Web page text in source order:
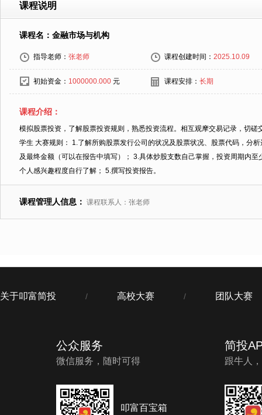
课程说明
课程名：金融市场与机构
指导老师： 张老师 课程创建时间： 2025.10.09
初始资金： 1000000.000 元 课程安排： 长期
课程介绍：
模拟股票投资，了解股票投资规则，熟悉投资流程。相互观摩交易记录，切
学生 大赛规则： 1.了解所购股票发行公司的状况及股票状况、股票代码，分
及最终金额（可以在报告中填写）； 3.具体炒股支数自己掌握，投资周期内
个人感兴趣程度自行了解； 5.撰写投资报告。
课程管理人信息： 课程联系人：张老师
关于叩富简投 / 高校大赛 / 团队大赛
公众服务
微信服务，随时可得
叩富百宝箱
简投
跟牛人